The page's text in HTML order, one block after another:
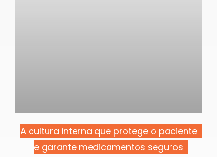
A cultura interna que protege o paciente
e garante medicamentos seguros